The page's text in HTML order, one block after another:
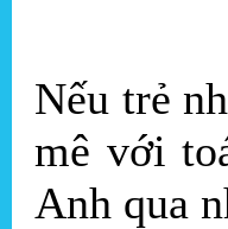
Nếu trẻ
mê với
Anh qua